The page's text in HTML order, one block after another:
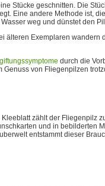
Stücke geschnitten. Die
Eine andere Methode ist,
weg und dünstet den
älteren Exemplaren wandern
durch die
von Fliegenpilzen
zählt der Fliegenpilz
und in bebilderten
entstammt dieser